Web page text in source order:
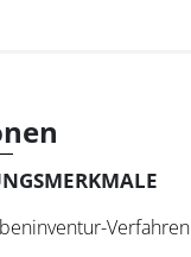
Verfahren